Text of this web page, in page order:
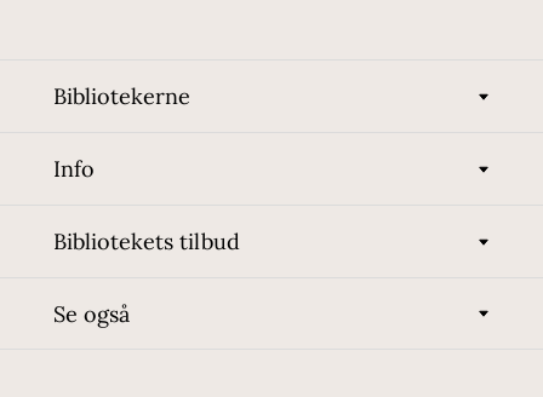
Bibliotekerne
Info
Bibliotekets tilbud
Se også